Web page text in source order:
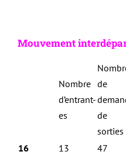
Mouvement
Nombre
d’entrant-
es
de
de
sorties
16 13 47